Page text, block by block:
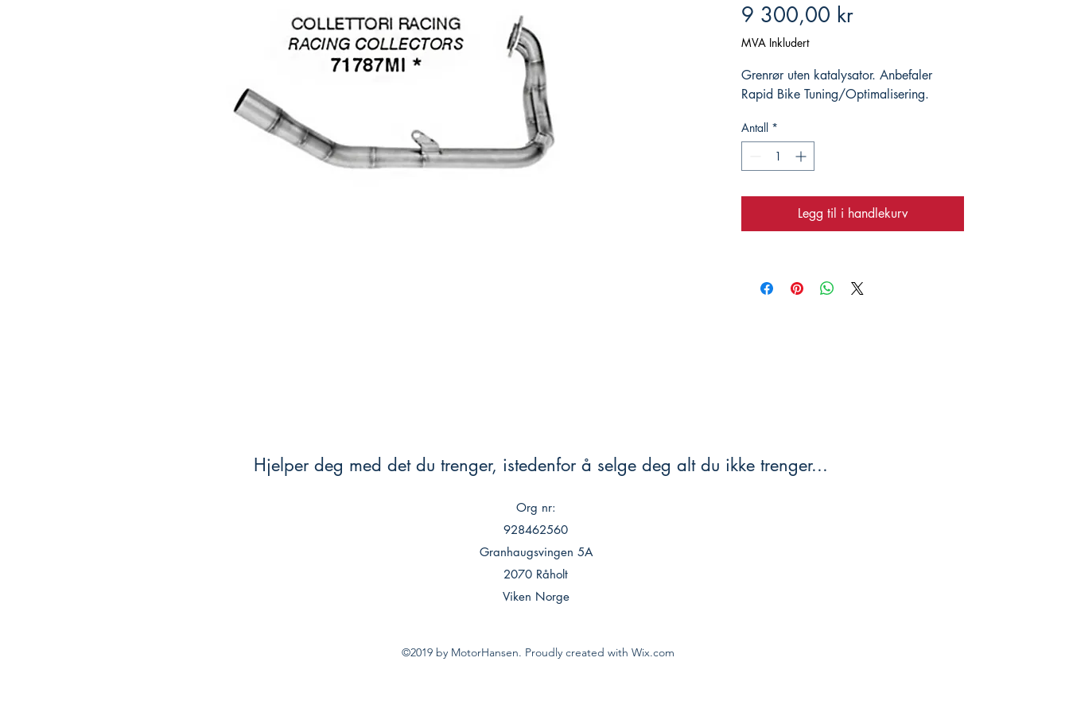
9 300,00 krPris
MVA Inkludert
Grenrør uten katalysator. Anbefaler
Rapid Bike Tuning/Optimalisering.
Antall *
Legg til i handlekurv
Hjelper deg med det du trenger, istedenfor å selge deg alt du ikke trenger...
Org nr:
928462560
Granhaugsvingen 5A
2070 Råholt
Viken Norge
©2019 by MotorHansen. Proudly created with Wix.com